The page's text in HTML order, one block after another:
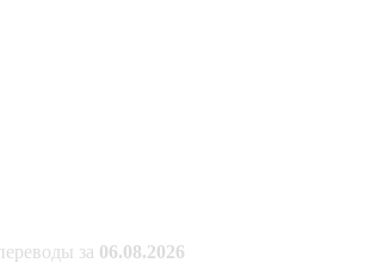
за 06.08.2026